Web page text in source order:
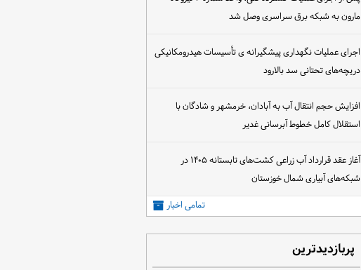
مارون به شبکه برق سراسری وصل شد
اجرای عملیات نگهداری پیشگیرانه ی تأسیسات هیدرومکانیکی
دریچه‌های تحتانی سد بالارود
افزایش حجم انتقال آب به آبادان، خرمشهر و شادگان با
استقلال کامل خطوط آبرسانی غدیر
آغاز عقد قرارداد آب زراعی کشت‌های تابستانه ۱۴۰۵ در
شبکه‌های آبیاری شمال خوزستان
تمامی اخبار
پربازدیدترین